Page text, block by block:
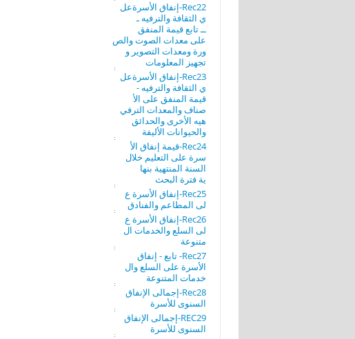
Rec22-إنفاق الأسرةعل
ي الثقافة والترفيه ـ
ــ تابع قيمة المنفق
على معدات الصوت والص
ورة ومعدات التصوير و
تجهيز المعلومات
Rec23-إنفاق الأسرةعل
ي الثقافة والترفيه -
قيمة المنفق على الأ
صناف والمعدات الترفي
هيه الأخرى والحدائق
والحيوانات الأليفة
Rec24-قيمة إنفاق الأ
سرة على التعليم خلال
السنة المنتهية بنها
ية فترة البحث
Rec25-إنفاق الأسرة ع
لى المطاعم والفنادق
Rec26-إنفاق الأسرة ع
لى السلع والخدمات ال
متنوعة
Rec27- تابع - إنفاق
الأسرة على السلع وال
خدمات المتنوعة
Rec28-إجمالى الإنفاق
السنوى للأسرة
REC29-إجمالى الإنفاق
السنوى للأسرة